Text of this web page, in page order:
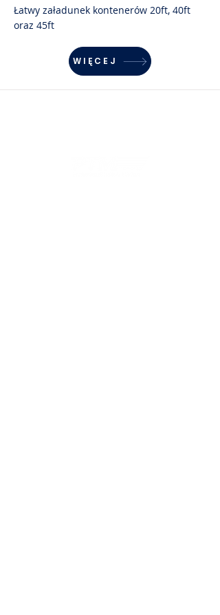
Łatwy załadunek kontenerów 20ft, 40ft
oraz 45ft
WIĘCEJ